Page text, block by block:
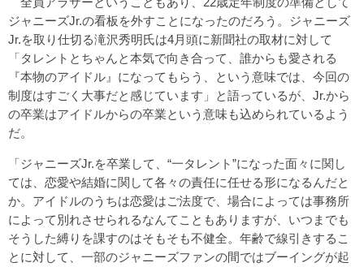
ジャニーズJr.の看板を外すことになったのだろう。ジャニーズ
Jr.を取り仕切る滝沢秀明氏は4月頭に新聞社の取材に対して
「タレントとちゃんと本気で向き合って、誰からも愛される
『本物のアイドル』になってもらう、という意味では、今回の
制度はすごく大事だと感じています」と語っているが、Jr.から
の卒業はアイドルからの卒業という意味も込められているよう
だ。
「ジャニーズJr.を卒業して、“一タレント”になった面々に関し
ては、恋愛や結婚に関して各々の責任に任せる形になるんだと
か。アイドルのうちは恋愛はご法度で、場合によっては事務所
によって別れさせられるなんてこともありますが、いつまでも
そうした縛りを課すのはそもそも不健全。年齢で線引きするこ
とに対して、一部のジャニーズファンの間ではブーイングが起